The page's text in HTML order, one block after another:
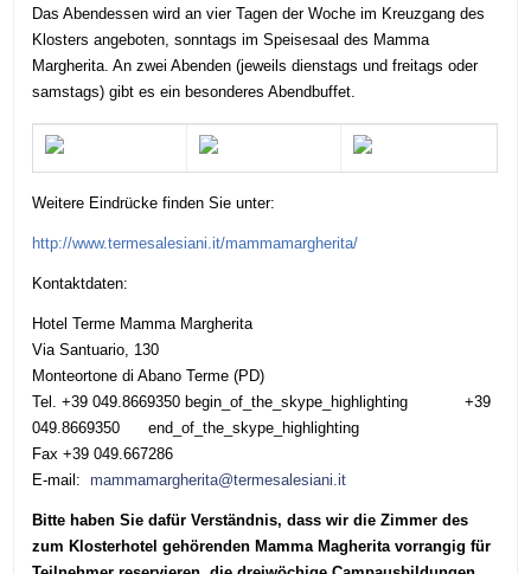
Das Abendessen wird an vier Tagen der Woche im Kreuzgang des
Klosters angeboten, sonntags im Speisesaal des Mamma
Margherita. An zwei Abenden (jeweils dienstags und freitags oder
samstags) gibt es ein besonderes Abendbuffet.
Weitere Eindrücke finden Sie unter:
http://www.termesalesiani.it/mammamargherita/
Kontaktdaten:
Hotel Terme Mamma Margherita
Via Santuario, 130
Monteortone di Abano Terme (PD)
Tel.+39 049.8669350 begin_of_the_skype_highlighting
+39
049.8669350
end_of_the_skype_highlighting
Fax +39 049.667286
E-mail: mammamargherita@termesalesiani.it
Bitte haben Sie dafür Verständnis, dass wir die Zimmer des
zum Klosterhotel gehörenden Mamma Magheritavorrangigfür